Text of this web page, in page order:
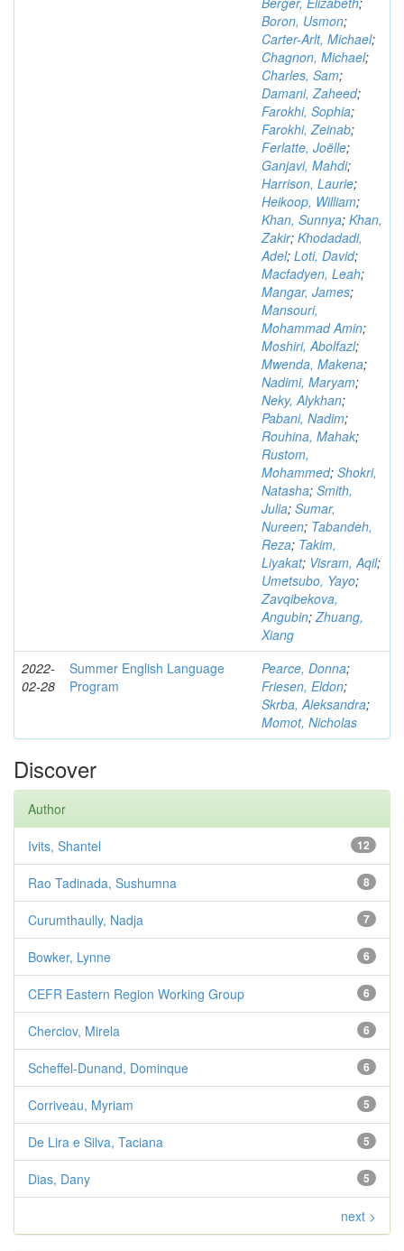
Boron, Usmon;
Carter-Arlt, Michael;
Chagnon, Michael;
Charles, Sam;
Damani, Zaheed;
Farokhi, Sophia;
Farokhi, Zeinab;
Ferlatte, Joëlle;
Ganjavi, Mahdi;
Harrison, Laurie;
Heikoop, William;
Khan, Sunnya; Khan,
Zakir; Khodadadi,
Adel; Loti, David;
Macfadyen, Leah;
Mangar, James;
Mansouri,
Mohammad Amin;
Moshiri, Abolfazl;
Mwenda, Makena;
Nadimi, Maryam;
Neky, Alykhan;
Pabani, Nadim;
Rouhina, Mahak;
Rustom,
Mohammed; Shokri,
Natasha; Smith,
Julia; Sumar,
Nureen; Tabandeh,
Reza; Takim,
Liyakat; Visram, Aqil;
Umetsubo, Yayo;
Zavqibekova,
Angubin;Zhuang,
Xiang
2022-
02-28
Summer English Language
Program
Pearce, Donna;
Friesen, Eldon;
Skrba, Aleksandra;
Momot, Nicholas
Discover
Author
12
Ivits, Shantel
8
Rao Tadinada, Sushumna
7
Curumthaully, Nadja
6
Bowker, Lynne
6
CEFR Eastern Region Working Group
6
Cherciov, Mirela
6
Scheffel-Dunand, Dominque
5
Corriveau, Myriam
5
De Lira e Silva, Taciana
5
Dias, Dany
next >